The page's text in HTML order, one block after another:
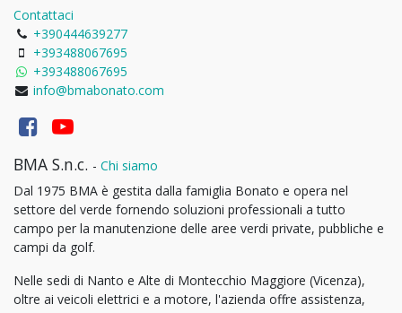
Contattaci
+390444639277
+393488067695
+393488067695
info@bmabonato.com
BMA S.n.c. - Chi siamo
Dal 1975 BMA è gestita dalla famiglia Bonato e opera nel
settore del verde fornendo soluzioni professionali a tutto
campo per la manutenzione delle aree verdi private, pubbliche e
campi da golf.
Nelle sedi di Nanto e Alte di Montecchio Maggiore (Vicenza),
oltre ai veicoli elettrici e a motore, l'azienda offre assistenza,